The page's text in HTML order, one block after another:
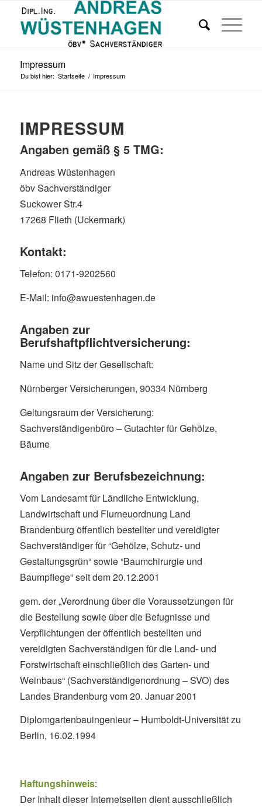
Impressum
Du bist hier: Startseite / Impressum
IMPRESSUM
Angaben gemäß § 5 TMG:
Andreas Wüstenhagen
öbv Sachverständiger
Suckower Str.4
17268 Flieth (Uckermark)
Kontakt:
Telefon: 0171-9202560
E-Mail: info@awuestenhagen.de
Angaben zur
Berufshaftpflichtversicherung:
Name und Sitz der Gesellschaft:
Nürnberger Versicherungen, 90334 Nürnberg
Geltungsraum der Versicherung:
Sachverständigenbüro – Gutachter für Gehölze,
Bäume
Angaben zur Berufsbezeichnung:
Vom Landesamt für Ländliche Entwicklung,
Landwirtschaft und Flurneuordnung Land
Brandenburg öffentlich bestellter und vereidigter
Sachverständiger für “Gehölze, Schutz- und
Gestaltungsgrün“ sowie “Baumchirurgie und
Baumpflege“ seit dem 20.12.2001
gem. der „Verordnung über die Voraussetzungen für
die Bestellung sowie über die Befugnisse und
Verpflichtungen der öffentlich bestellten und
vereidigten Sachverständigen für die Land- und
Forstwirtschaft einschließlich des Garten- und
Weinbaus“ (Sachverständigenordnung – SVO) des
Landes Brandenburg vom 20. Januar 2001
Diplomgartenbauingenieur – Humboldt-Universität zu
Berlin, 16.02.1994
Haftungshinweis:
Der Inhalt dieser Internetseiten dient ausschließlich